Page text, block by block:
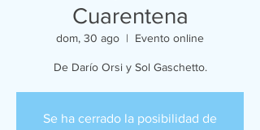
Cuarentena
dom, 30 ago
  |
Evento online
De Darío Orsi y Sol Gaschetto.
Se ha cerrado la posibilidad de